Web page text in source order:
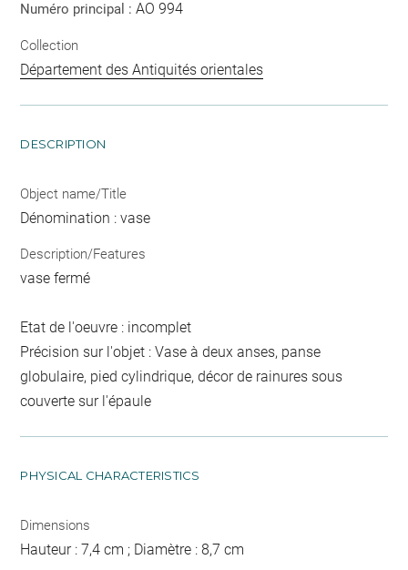
Numéro principal :AO 994
Collection
Département des Antiquités orientales
DESCRIPTION
Object name/Title
Dénomination : vase
Description/Features
vase fermé
Etat de l'oeuvre : incomplet
Précision sur l'objet : Vase à deux anses, panse
globulaire, pied cylindrique, décor de rainures sous
couverte sur l'épaule
PHYSICAL CHARACTERISTICS
Dimensions
Hauteur : 7,4 cm ; Diamètre : 8,7 cm